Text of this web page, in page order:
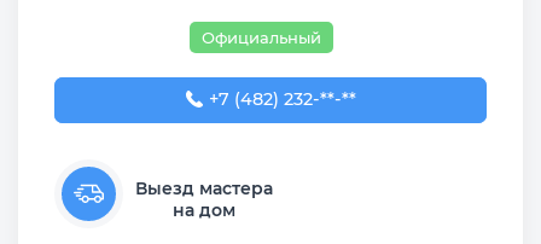
Официальный
+7 (482) 232-00-23
+7 (482) 232-**-**
Выезд мастера
на дом